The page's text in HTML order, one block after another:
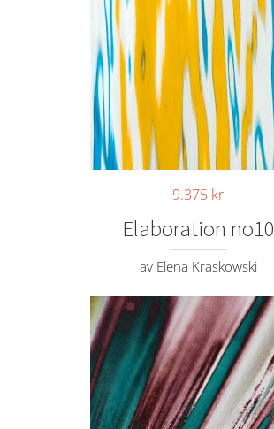
9.375 kr
Elaboration no10
av Elena Kraskowski